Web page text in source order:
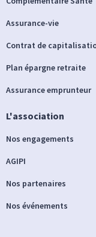
Assurance-vie
Contrat de
Plan épargne retraite
Assurance emprunteur
L'association
Nos engagements
AGIPI
Nos partenaires
Nos événements